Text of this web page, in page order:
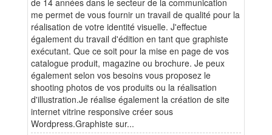
me permet de vous fournir un travail de qualité pour la
réalisation de votre identité visuelle. J'effectue
également du travail d'édition en tant que graphiste
exécutant. Que ce soit pour la mise en page de vos
catalogue produit, magazine ou brochure. Je peux
également selon vos besoins vous proposez le
shooting photos de vos produits ou la réalisation
d'illustration.Je réalise également la création de site
internet vitrine responsive créer sous
Wordpress.Graphiste sur...